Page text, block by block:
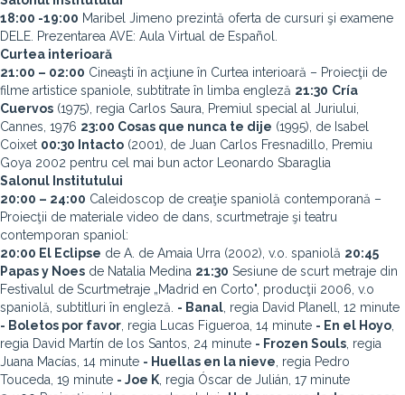
18:00 -19:00 Maribel Jimeno prezintă oferta de cursuri şi examene
DELE. Prezentarea AVE: Aula Virtual de Español.
Curtea interioară
21:00 – 02:00 Cineaşti în acţiune în Curtea interioară – Proiecţii de
filme artistice spaniole, subtitrate în limba engleză 21:30 Cría
Cuervos (1975), regia Carlos Saura, Premiul special al Juriului,
Cannes, 1976 23:00 Cosas que nunca te dije (1995), de Isabel
Coixet 00:30 Intacto (2001), de Juan Carlos Fresnadillo, Premiu
Goya 2002 pentru cel mai bun actor Leonardo Sbaraglia
Salonul Institutului
20:00 – 24:00 Caleidoscop de creaţie spaniolă contemporană –
Proiecţii de materiale video de dans, scurtmetraje şi teatru
contemporan spaniol:
20:00 El Eclipse de A. de Amaia Urra (2002), v.o. spaniolă 20:45
Papas y Noes de Natalia Medina 21:30 Sesiune de scurt metraje din
Festivalul de Scurtmetraje „Madrid en Corto", producţii 2006, v.o
spaniolă, subtitluri în engleză. - Banal , regia David Planell, 12 minute
- Boletos por favor , regia Lucas Figueroa, 14 minute - En el Hoyo
regia David Martín de los Santos, 24 minute - Frozen Souls , regia
Juana Macías, 14 minute - Huellas en la nieve , regia Pedro
Touceda, 19 minute - Joe K , regia Óscar de Julián, 17 minute